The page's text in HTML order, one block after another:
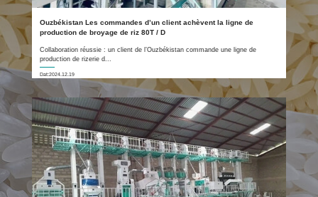
Ouzbékistan Les commandes d’un client achèvent la ligne de
production de broyage de riz 80T / D
Collaboration réussie : un client de l’Ouzbékistan commande une ligne de
production de rizerie d...
Dat:2024.12.19